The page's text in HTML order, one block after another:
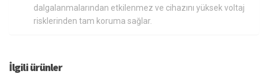
dalgalanmalarından etkilenmez ve cihazını yüksek voltaj
risklerinden tam koruma sağlar.
İlgili ürünler